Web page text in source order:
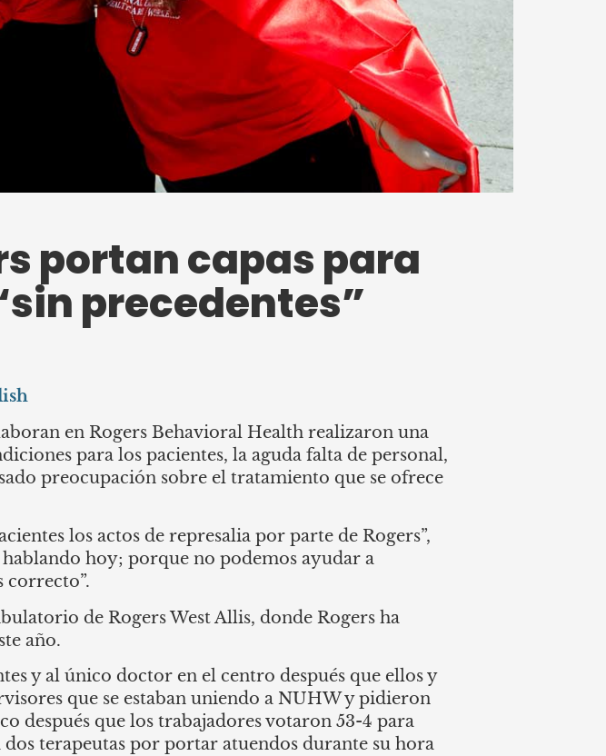
portan capas para
precedentes”
en Rogers Behavioral Health realizaron una
para los pacientes, la aguda falta de personal,
preocupación sobre el tratamiento que se ofrece
los actos de represalia por parte de Rogers”,
hablando hoy; porque no podemos ayudar a
correcto”.
de Rogers West Allis, donde Rogers ha
año.
y al único doctor en el centro después que ellos y
que se estaban uniendo a NUHW y pidieron
después que los trabajadores votaron 53-4 para
terapeutas por portar atuendos durante su hora